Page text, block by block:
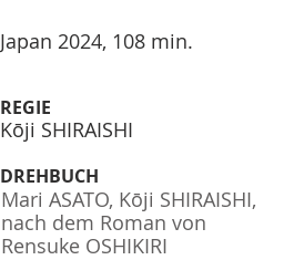
Japan 2024, 108 min.
REGIE
DREHBUCH
Kōji SHIRAISHI
Mari ASATO, Kōji SHIRAISHI,
nach dem Roman von
Rensuke OSHIKIRI